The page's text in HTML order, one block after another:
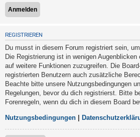
i
s
t
r
i
e
r
e
n
REGISTRIEREN
Du musst in diesem Forum registriert sein,
Die Registrierung ist in wenigen Augenblicken
auf weitere Funktionen zuzugreifen. Die
registrierten Benutzern auch zusätzliche
Beachte bitte unsere Nutzungsbedingungen
Regelungen, bevor du dich registrierst. Bitte
Forenregeln, wenn du dich in diesem Board
Nutzungsbedingungen